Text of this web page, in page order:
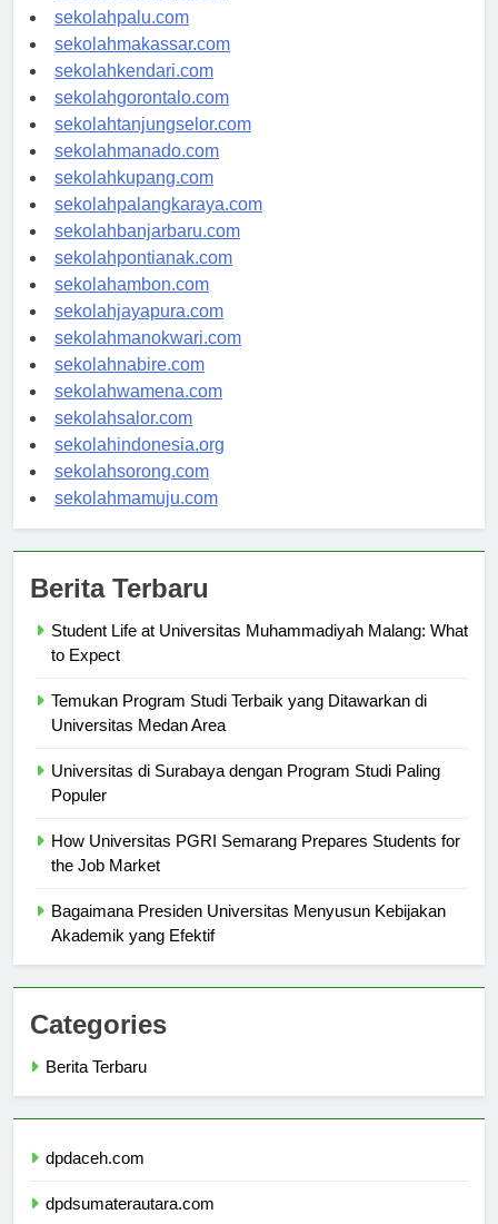
sekolahsurabaya.com
sekolahpalu.com
sekolahmakassar.com
sekolahkendari.com
sekolahgorontalo.com
sekolahtanjungselor.com
sekolahmanado.com
sekolahkupang.com
sekolahpalangkaraya.com
sekolahbanjarbaru.com
sekolahpontianak.com
sekolahambon.com
sekolahjayapura.com
sekolahmanokwari.com
sekolahnabire.com
sekolahwamena.com
sekolahsalor.com
sekolahindonesia.org
sekolahsorong.com
Student Life at Universitas Muhammadiyah Malang: What
Temukan Program Studi Terbaik yang Ditawarkan di
Universitas di Surabaya dengan Program Studi Paling
How Universitas PGRI Semarang Prepares Students for
Bagaimana Presiden Universitas Menyusun Kebijakan
Categories